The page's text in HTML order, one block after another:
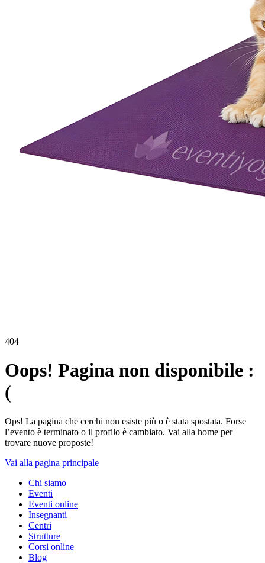
404
Oops! Pagina non disponibile :
(
Ops! La pagina che cerchi non esiste più o è stata spostata. Forse
l’evento è terminato o il profilo è cambiato. Vai alla home per
trovare nuove proposte!
Vai alla pagina principale
Chi siamo
Eventi
Eventi online
Insegnanti
Centri
Strutture
Corsi online
Blog